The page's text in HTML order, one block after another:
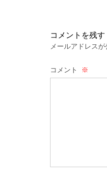
コメントを残す
メールアドレス
コメント ※